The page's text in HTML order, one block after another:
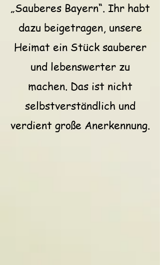
„Sauberes Bayern“. Ihr habt
dazu beigetragen, unsere
Heimat ein Stück sauberer
und lebenswerter zu
machen. Das ist nicht
selbstverständlich und
verdient große Anerkennung.